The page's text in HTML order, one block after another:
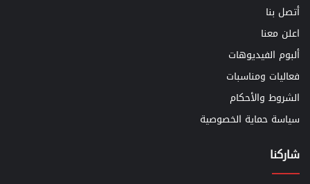
أتصل بنا
اعلن معنا
ألبوم الفيديوهات
فعاليات ومناسبات
الشروط والأحكام
سياسة حماية الخصوصية
شاركنا